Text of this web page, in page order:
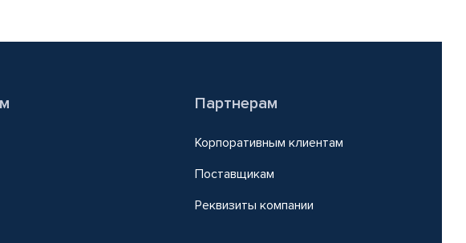
Партнерам
Корпоративным клиентам
Поставщикам
Реквизиты компании